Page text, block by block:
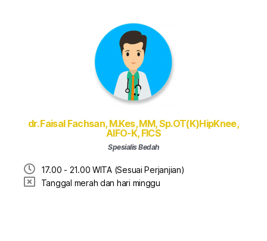
dr. Faisal Fachsan, M.Kes, MM, Sp.OT(K)HipKnee,
AIFO-K, FICS
Spesialis Bedah
17.00 - 21.00 WITA (Sesuai Perjanjian)
Tanggal merah dan hari minggu